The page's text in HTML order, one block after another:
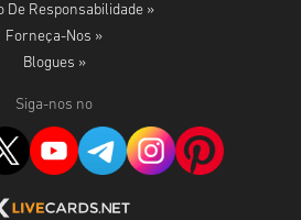
De Responsabilidade »
Forneça-Nos »
Blogues »
Siga-nos no